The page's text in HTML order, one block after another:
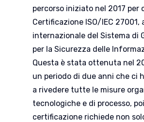
percorso iniziato nel 2017 per
Certificazione ISO/IEC
internazionale del Sistema di
per la Sicurezza delle
Questa è stata ottenuta nel
un periodo di due anni che ci
a rivedere tutte le misure
tecnologiche e di processo,
certificazione richiede non